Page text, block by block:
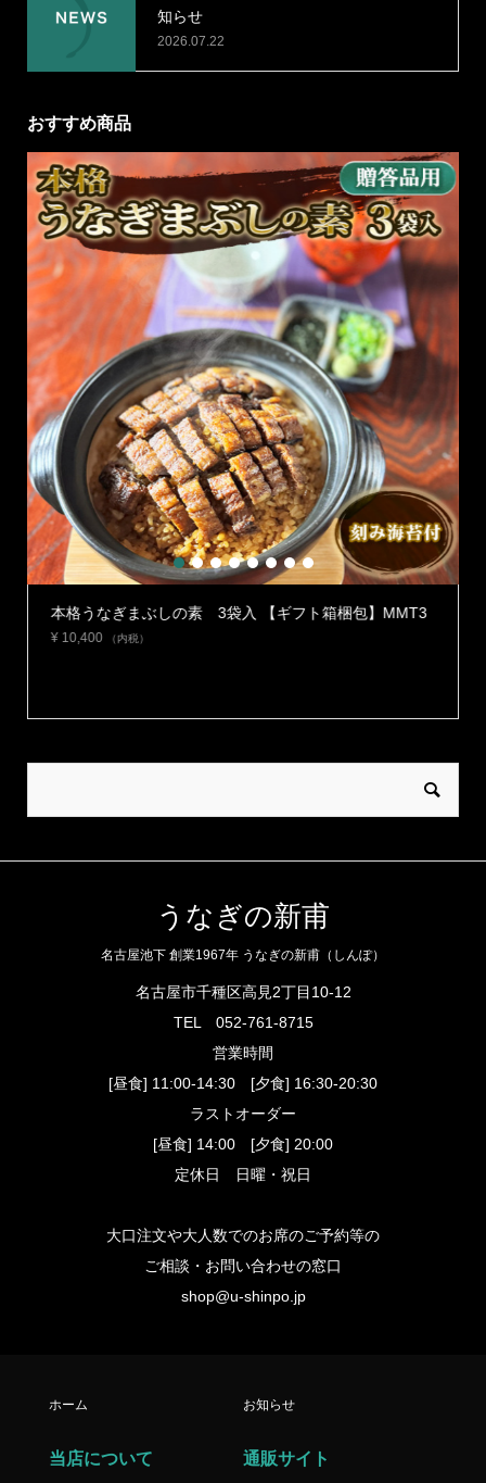
知らせ
2026.07.22
おすすめ商品
本格うなぎまぶしの素 3袋入 【ギフト箱梱包】MMT3
¥10,400 （内税）
1 2 3 4 5 6 7 8
うなぎの新甫
名古屋池下 創業1967年 うなぎの新甫（しんぽ）
名古屋市千種区高見2丁目10-12
TEL 052-761-8715
営業時間
[昼食] 11:00-14:30 [夕食] 16:30-20:30
ラストオーダー
[昼食] 14:00 [夕食] 20:00
定休日 日曜・祝日
大口注文や大人数でのお席のご予約等の
ご相談・お問い合わせの窓口
shop@u-shinpo.jp
ホーム お知らせ
当店について 通販サイト